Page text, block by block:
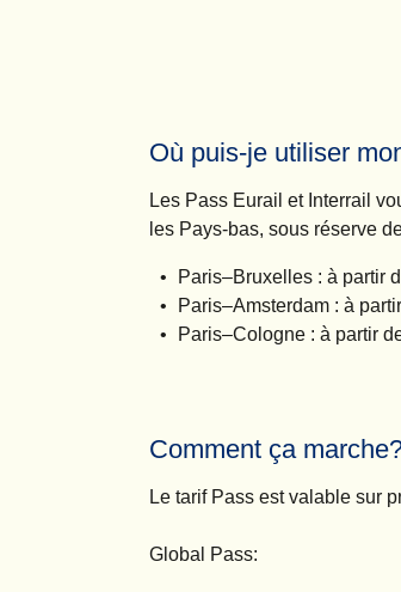
Où puis-je utiliser
Les Pass Eurail et Interrail
les Pays-bas, sous réserve
Paris–Bruxelles : à partir
Paris–Amsterdam : à
Paris–Cologne : à partir
Comment ça
Le tarif Pass est valable sur
Global Pass: